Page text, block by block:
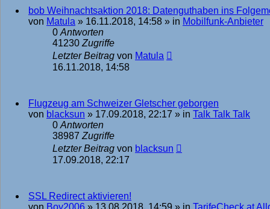
bob Weihnachtsaktion 2018: Datenguthaben ins
von Matula » 16.11.2018, 14:58 » in Mobilfunk-Anbieter
0Antworten
41230Zugriffe
Letzter Beitrag von Matula
16.11.2018, 14:58
Flugzeug am Schweizer Gletscher geborgen
von blacksun » 17.09.2018, 22:17 » in Talk Talk Talk
0Antworten
38987Zugriffe
Letzter Beitrag von blacksun
17.09.2018, 22:17
SSL Redirect aktivieren!